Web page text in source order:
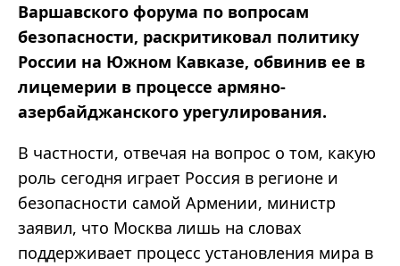
Варшавского форума по вопросам
безопасности, раскритиковал политику
России на Южном Кавказе, обвинив ее в
лицемерии в процессе армяно-
азербайджанского урегулирования.
В частности, отвечая на вопрос о том, какую
роль сегодня играет Россия в регионе и
безопасности самой Армении, министр
заявил, что Москва лишь на словах
поддерживает процесс установления мира в